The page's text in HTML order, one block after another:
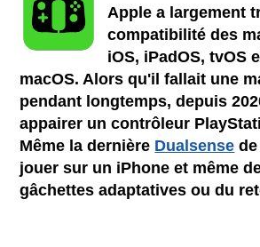
Apple a largement
compatibilité des
iOS, iPadOS, tvOS
macOS. Alors qu'il fallait une
pendant longtemps, depuis
appairer un contrôleur
Même la dernière Dualsense
jouer sur un iPhone et même
gâchettes adaptatives ou du